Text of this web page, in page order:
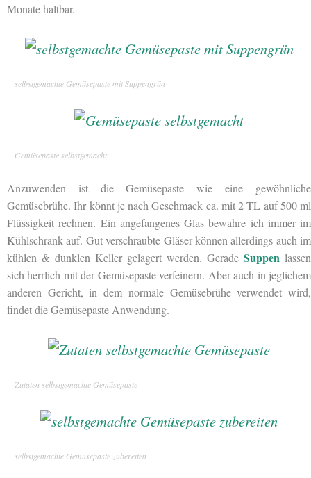
Monate haltbar.
selbstgemachte Gemüsepaste mit Suppengrün
Gemüsepaste selbstgemacht
Anzuwenden ist die Gemüsepaste wie eine gewöhnliche
Gemüsebrühe. Ihr könnt je nach Geschmack ca. mit 2 TL auf500 ml
Flüssigkeit rechnen. Ein angefangenes Glas bewahre ich immer im
Kühlschrank auf. Gut verschraubte Gläser können allerdings auch im
kühlen & dunklen Keller gelagert werden. Gerade Suppen lassen
sich herrlich mit der Gemüsepaste verfeinern. Aber auch in jeglichem
anderen Gericht, in dem normale Gemüsebrühe verwendet wird,
findet die Gemüsepaste Anwendung.
Zutaten selbstgemachte Gemüsepaste
selbstgemachte Gemüsepaste zubereiten